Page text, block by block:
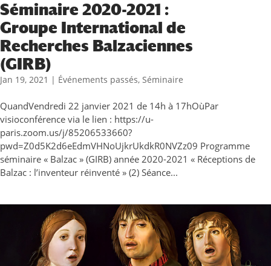
Séminaire 2020-2021 :
Groupe International de
Recherches Balzaciennes
(GIRB)
Jan 19, 2021 | Événements passés, Séminaire
QuandVendredi 22 janvier 2021 de 14h à 17hOùPar
visioconférence via le lien : https://u-
paris.zoom.us/j/85206533660?
pwd=Z0d5K2d6eEdmVHNoUjkrUkdkR0NVZz09 Programme
séminaire « Balzac » (GIRB) année 2020-2021 « Réceptions de
Balzac : l’inventeur réinventé » (2) Séance...